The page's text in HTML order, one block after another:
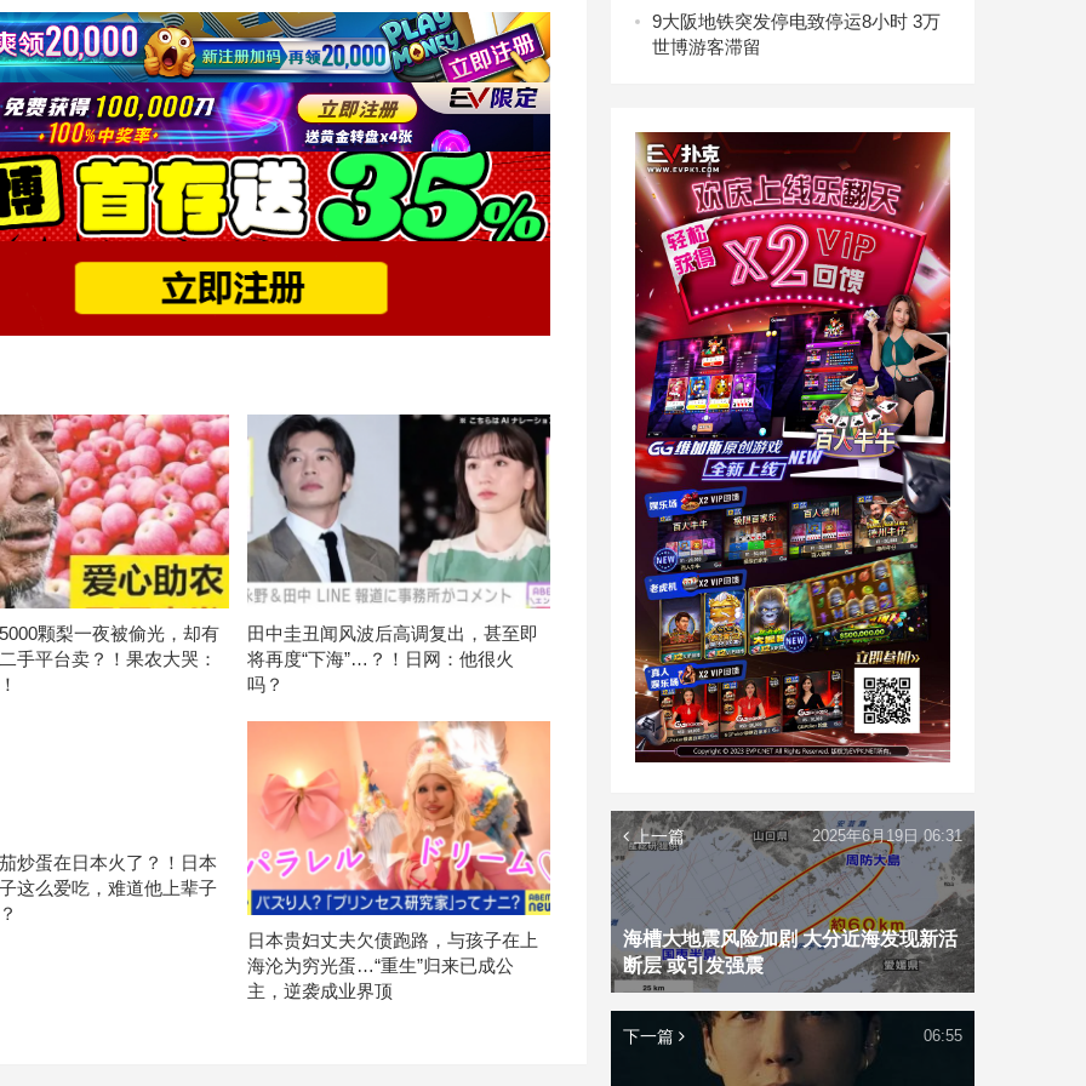
颗梨一夜被偷光，却有
手平台卖？！果农大哭：
田中圭丑闻风波后高调复出，甚至即
将再度“下海”…？！日网：他很火
吗？
炒蛋在日本火了？！日本
这么爱吃，难道他上辈子
日本贵妇丈夫欠债跑路，与孩子在上
海沦为穷光蛋…“重生”归来已成公
主，逆袭成业界顶
9大阪地铁突发停电致停运8小时 3万
世博游客滞留
上一篇
海槽大地震风险加剧 大分近海发现新活
断层 或引发强震
2025年6月19日 06:31
下一篇 06:55